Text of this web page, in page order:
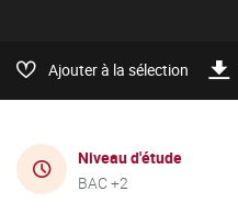
Ajouter à la sélection
Niveau d'étude
BAC +2